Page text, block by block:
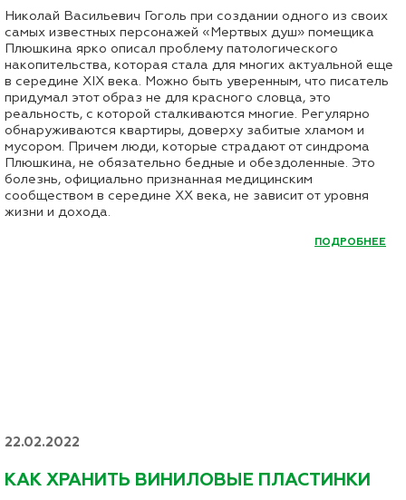
Николай Васильевич Гоголь при создании одного из своих
самых известных персонажей «Мертвых душ» помещика
Плюшкина ярко описал проблему патологического
накопительства, которая стала для многих актуальной еще
в середине XIX века. Можно быть уверенным, что писатель
придумал этот образ не для красного словца, это
реальность, с которой сталкиваются многие. Регулярно
обнаруживаются квартиры, доверху забитые хламом и
мусором. Причем люди, которые страдают от синдрома
Плюшкина, не обязательно бедные и обездоленные. Это
болезнь, официально признанная медицинским
сообществом в середине XX века, не зависит от уровня
жизни и дохода.
ПОДРОБНЕЕ
22.02.2022
КАК ХРАНИТЬ ВИНИЛОВЫЕ ПЛАСТИНКИ